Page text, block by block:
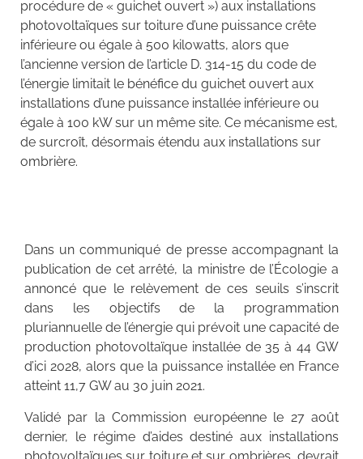
procédure de « guichet ouvert ») aux installations
photovoltaïques sur toiture d’une puissance crête
inférieure ou égale à 500 kilowatts, alors que
l’ancienne version de l’article D. 314-15 du code de
l’énergie limitait le bénéfice du guichet ouvert aux
installations d’une puissance installée inférieure ou
égale à 100 kW sur un même site. Ce mécanisme est,
de surcroît, désormais étendu aux installations sur
ombrière.
Dans un communiqué de presse accompagnant la
publication de cet arrêté, la ministre de l’Écologie a
annoncé que le relèvement de ces seuils s’inscrit
dans les objectifs de la programmation
pluriannuelle de l’énergie qui prévoit une capacité de
production photovoltaïque installée de 35 à 44 GW
d’ici 2028, alors que la puissance installée en France
atteint 11,7 GW au 30 juin 2021.
Validé par la Commission européenne le 27 août
dernier, le régime d’aides destiné aux installations